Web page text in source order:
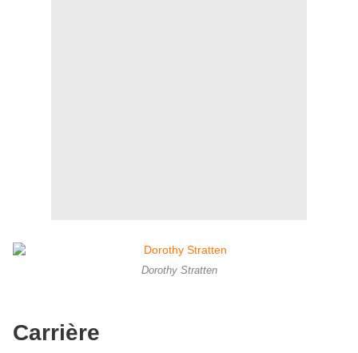
Dorothy Stratten
Carrière